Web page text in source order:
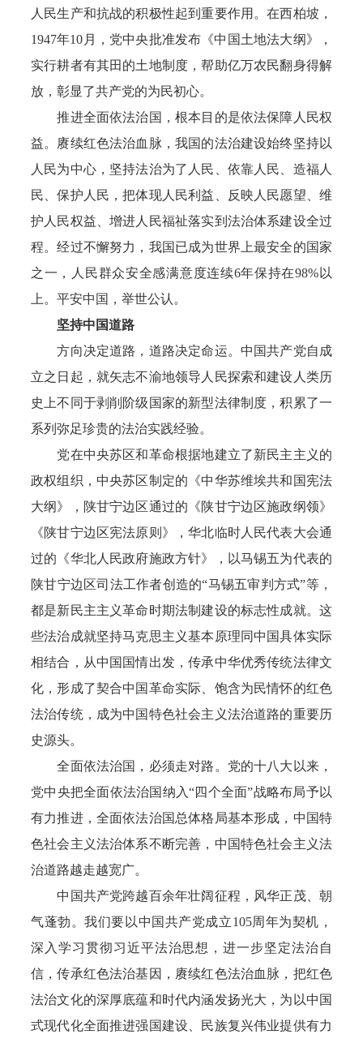
人民生产和抗战的积极性起到重要作用。在西柏坡，
1947年10月，党中央批准发布《中国土地法大纲》，
实行耕者有其田的土地制度，帮助亿万农民翻身得解
放，彰显了共产党的为民初心。
推进全面依法治国，根本目的是依法保障人民权
益。赓续红色法治血脉，我国的法治建设始终坚持以
人民为中心，坚持法治为了人民、依靠人民、造福人
民、保护人民，把体现人民利益、反映人民愿望、维
护人民权益、增进人民福祉落实到法治体系建设全过
程。经过不懈努力，我国已成为世界上最安全的国家
之一，人民群众安全感满意度连续6年保持在98%以
上。平安中国，举世公认。
坚持中国道路
方向决定道路，道路决定命运。中国共产党自成
立之日起，就矢志不渝地领导人民探索和建设人类历
史上不同于剥削阶级国家的新型法律制度，积累了一
系列弥足珍贵的法治实践经验。
党在中央苏区和革命根据地建立了新民主主义的
政权组织，中央苏区制定的《中华苏维埃共和国宪法
大纲》，陕甘宁边区通过的《陕甘宁边区施政纲领》
《陕甘宁边区宪法原则》，华北临时人民代表大会通
过的《华北人民政府施政方针》，以马锡五为代表的
陕甘宁边区司法工作者创造的“马锡五审判方式”等，
都是新民主主义革命时期法制建设的标志性成就。这
些法治成就坚持马克思主义基本原理同中国具体实际
相结合，从中国国情出发，传承中华优秀传统法律文
化，形成了契合中国革命实际、饱含为民情怀的红色
法治传统，成为中国特色社会主义法治道路的重要历
史源头。
全面依法治国，必须走对路。党的十八大以来，
党中央把全面依法治国纳入“四个全面”战略布局予以
有力推进，全面依法治国总体格局基本形成，中国特
色社会主义法治体系不断完善，中国特色社会主义法
治道路越走越宽广。
中国共产党跨越百余年壮阔征程，风华正茂、朝
气蓬勃。我们要以中国共产党成立105周年为契机，
深入学习贯彻习近平法治思想，进一步坚定法治自
信，传承红色法治基因，赓续红色法治血脉，把红色
法治文化的深厚底蕴和时代内涵发扬光大，为以中国
式现代化全面推进强国建设、民族复兴伟业提供有力